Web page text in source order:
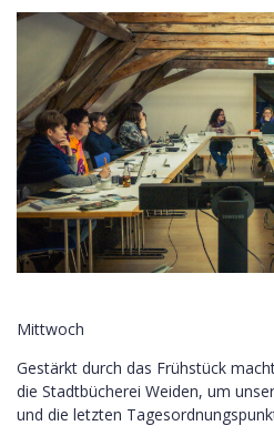
Mittwoch
Gestärkt durch das Frühstück
die Stadtbücherei Weiden, um
und die letzten